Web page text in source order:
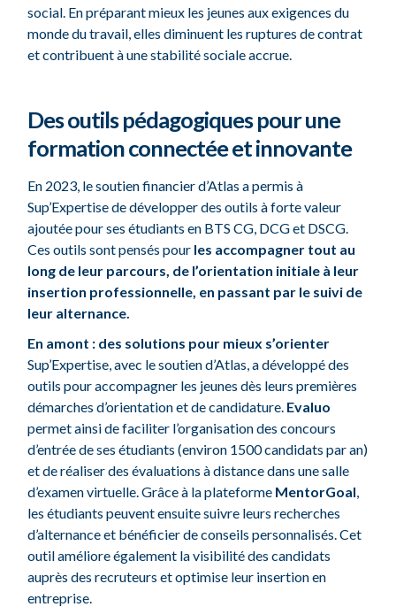
social. En préparant mieux les jeunes aux exigences du
monde du travail, elles diminuent les ruptures de contrat
et contribuent à une stabilité sociale accrue.
Des outils pédagogiques pour une
formation connectée et innovante
En 2023, le soutien financier d’Atlas a permis à
Sup’Expertise de développer des outils à forte valeur
ajoutée pour ses étudiants en BTS CG, DCG et DSCG.
Ces outils sont pensés pour les accompagner tout au
long de leur parcours, de l’orientation initiale à leur
insertion professionnelle, en passant par le suivi de
leur alternance.
En amont : des solutions pour mieux s’orienter
Sup’Expertise, avec le soutien d’Atlas, a développé des
outils pour accompagner les jeunes dès leurs premières
démarches d’orientation et de candidature. Evaluo
permet ainsi de faciliter l’organisation des concours
d’entrée de ses étudiants (environ 1500 candidats par an)
et de réaliser des évaluations à distance dans une salle
d’examen virtuelle. Grâce à la plateforme MentorGoal
les étudiants peuvent ensuite suivre leurs recherches
d’alternance et bénéficier de conseils personnalisés. Cet
outil améliore également la visibilité des candidats
auprès des recruteurs et optimise leur insertion en
entreprise.